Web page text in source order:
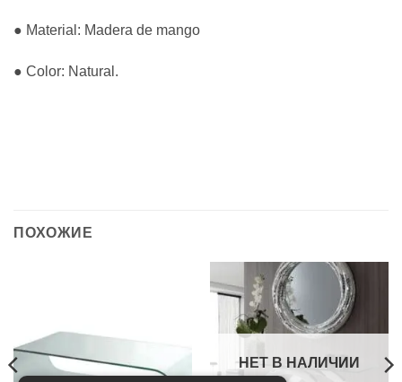
● Material: Madera de mango
● Color: Natural.
ПОХОЖИЕ
НЕТ В НАЛИЧИИ